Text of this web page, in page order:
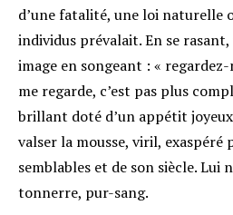
d’une fatalité, une loi naturelle
individus prévalait. En se
image en songeant : «
me regarde, c’est pas plus
brillant doté d’un appétit
valser la mousse, viril, exaspéré
semblables et de son siècle. Lui
tonnerre, pur-sang.